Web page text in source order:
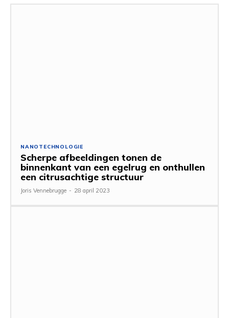
NANOTECHNOLOGIE
Scherpe afbeeldingen tonen de
binnenkant van een egelrug en onthullen
een citrusachtige structuur
Joris Vennebrugge - 28 april 2023